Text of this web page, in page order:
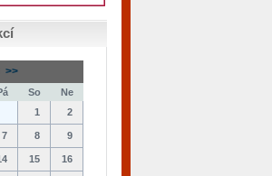
>>
So
Ne
1
2
7 8 9
15 16